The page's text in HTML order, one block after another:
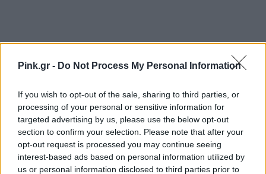
Pink.gr - Do Not Process My Personal Information
If you wish to opt-out of the sale, sharing to third parties, or
processing of your personal or sensitive information for
targeted advertising by us, please use the below opt-out
section to confirm your selection. Please note that after your
opt-out request is processed you may continue seeing
interest-based ads based on personal information utilized by
us or personal information disclosed to third parties prior to